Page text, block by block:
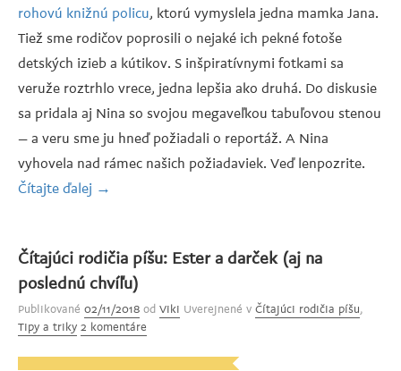
rohovú knižnú policu, ktorú vymyslela jedna mamka Jana.
Tiež sme rodičov poprosili o nejaké ich pekné fotoše
detských izieb a kútikov. S inšpiratívnymi fotkami sa
veruže roztrhlo vrece, jedna lepšia ako druhá. Do diskusie
sa pridala aj Nina so svojou megaveľkou tabuľovou stenou
– a veru sme ju hneď požiadali o reportáž. A Nina
vyhovela nad rámec našich požiadaviek. Veď lenpozrite.
Čítajte ďalej „Čítajúci
Nina
a
tabuľová
stena
→
Čítajúci rodičia píšu: Ester a darček (aj na
poslednú chvíľu)
Publikované 02/11/2018 od Viki Uverejnené v Čítajúci rodičia píšu,
Tipy a triky 2 komentáre